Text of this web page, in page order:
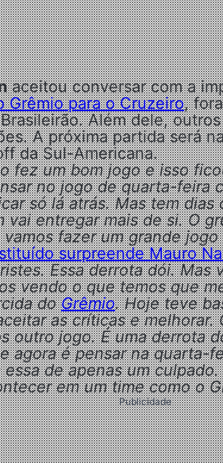
aceitou conversar com a
Grêmio para o Cruzeiro,
Além dele,
A próxima partida será
da Sul-Americana.
fez um bom jogo e isso
no jogo de quarta-feira
só lá atrás. Mas tem
vai entregar mais de si. O
fazer um grande
surpreende Mauro
Essa derrota dói. Mas
vendo o que temos que
doGrêmio. Hoje teve
as críticas e
outro jogo. É uma derrota
agora é pensar na quarta-
de apenas um
em um time como o
Publicidade